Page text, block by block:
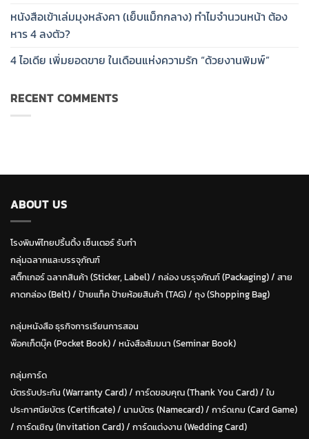
หนังสือเข้าเล่มมุงหลังคา (เย็บแม็กกลาง) ทำไมจำนวนหน้า ต้อง
หาร 4 ลงตัว?
4 ไอเดีย เพิ่มยอดขาย ในเดือนแห่งความรัก “ด้วยงานพิมพ์”
RECENT COMMENTS
ABOUT US
โรงพิมพ์ไทยปริ้นติ้ง เซ็นเตอร์ รับทำ
กลุ่มฉลากและบรรจุภัณฑ์
สติ๊กเกอร์ ฉลากสินค้า (Sticker, Label)/ กล่อง บรรุจภัณฑ์ (Packaging)/ สาย
คาดกล่อง (Belt)/ ป้ายแท็ค ป้ายห้อยสินค้า (TAG)/ ถุง (Shopping Bag)
กลุ่มหนังสือ ธุรกิจการเรียนการสอน
พ๊อคเก็ตบุ๊ค (Pocket Book)/ หนังสือสัมมนา (Seminar Book)
กลุ่มการ์ด
บัตรรับประกัน (Warranty Card)/ การ์ดขอบคุณ (Thank You Card)/ ใบ
ประกาศนียบัตร (Certificate)/ นามบัตร (Namecard)/ การ์ดเกม (Card Game)
/ การ์ดเชิญ (Invitation Card)/ การ์ดแต่งงาน (Wedding Card)